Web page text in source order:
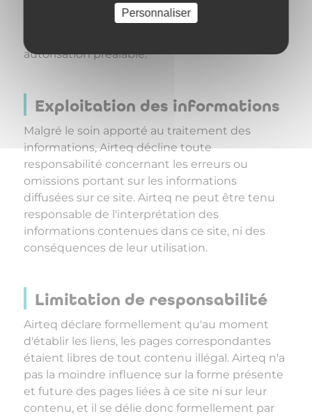
de marques et logos de ce site est interdite
sans l'autorisation de Airteq. De même tout
autorisation préalable.
Exploitation des informations
Malgré le soin apporté au traitement des
informations, Airteq décline toute
responsabilité concernant les erreurs ou
omissions portant sur les informations
diffusées sur ce site. Airteq ne peut être tenu
responsable de l'interprétation des
informations contenues dans ce site, ni des
conséquences de leur utilisation.
Limitation de responsabilité
Airteq déclare formellement qu'au moment
d'établir les liens, les pages correspondantes
étaient libres de tout contenu illégal. Airteq n'a
pas la moindre influence sur la forme présente
et future des pages liées à ce site ni sur leur
contenu, et il se délie donc formellement par
Personnaliser